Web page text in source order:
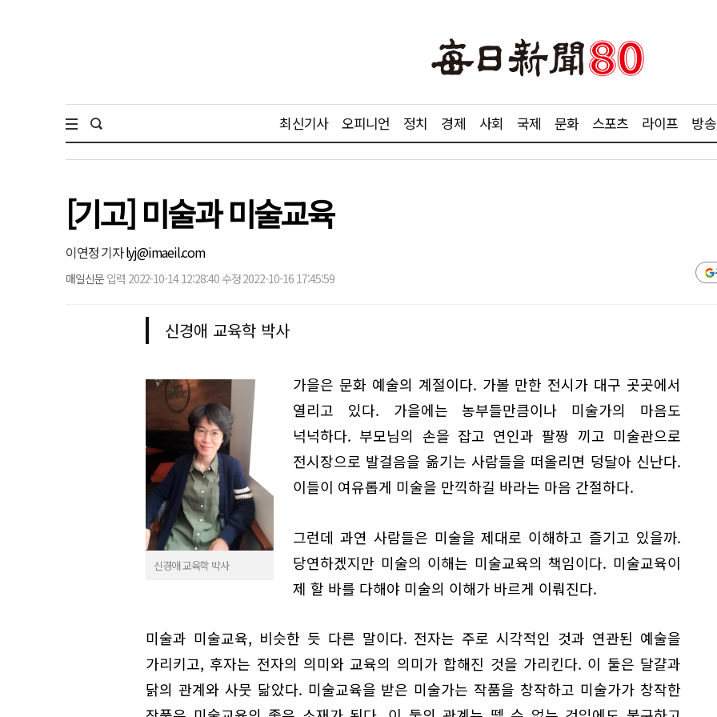
최신기사 오피니언 정치 경제 사회 국제 문화 스포츠 라이프 방
[기고] 미술과 미술교육
이연정 기자lyj@imaeil.com
매일신문 입력 2022-10-14 12:28:40 수정 2022-10-16 17:45:59
신경애 교육학 박사
신경애 교육학 박사
가을은 문화 예술의 계절이다. 가볼 만한 전시가 대구 곳곳에서
열리고 있다. 가을에는 농부들만큼이나 미술가의 마음도
넉넉하다. 부모님의 손을 잡고 연인과 팔짱 끼고 미술관으로
전시장으로 발걸음을 옮기는 사람들을 떠올리면 덩달아 신난다.
이들이 여유롭게 미술을 만끽하길 바라는 마음 간절하다.
그런데 과연 사람들은 미술을 제대로 이해하고 즐기고 있을까.
당연하겠지만 미술의 이해는 미술교육의 책임이다. 미술교육이
제 할 바를 다해야 미술의 이해가 바르게 이뤄진다.
미술과 미술교육, 비슷한 듯 다른 말이다. 전자는 주로 시각적인 것과 연관된 예술을
가리키고, 후자는 전자의 의미와 교육의 의미가 합해진 것을 가리킨다. 이 둘은 달걀과
닭의 관계와 사뭇 닮았다. 미술교육을 받은 미술가는 작품을 창작하고 미술가가 창작한